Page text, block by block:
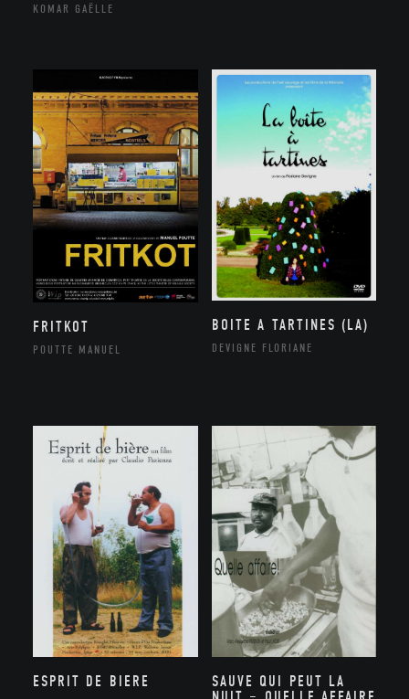
KOMAR GAËLLE
FRITKOT
POUTTE MANUEL
BOITE A TARTINES (LA)
DEVIGNE FLORIANE
ESPRIT DE BIERE
SAUVE QUI PEUT LA